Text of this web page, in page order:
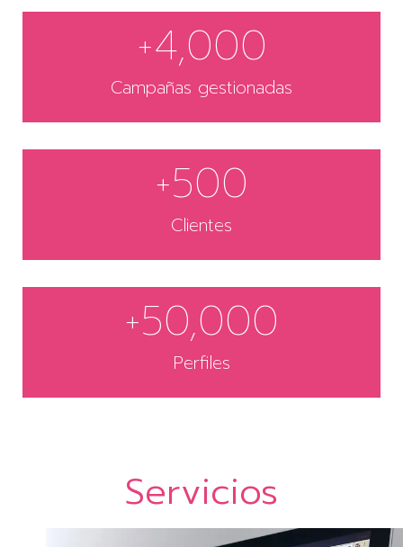
+4,000
Campañas gestionadas
+500
Clientes
+50,000
Perfiles
Servicios